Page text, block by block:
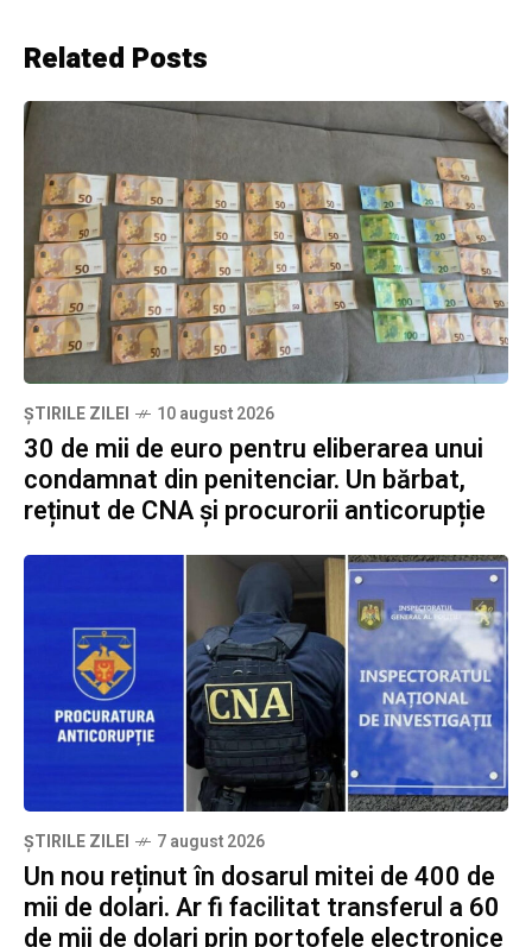
Related Posts
ȘTIRILE ZILEI 10 august 2026
30 de mii de euro pentru eliberarea unui
condamnat din penitenciar. Un bărbat,
reținut de CNA și procurorii anticorupție
ȘTIRILE ZILEI 7 august 2026
Un nou reținut în dosarul mitei de 400 de
mii de dolari. Ar fi facilitat transferul a 60
de mii de dolari prin portofele electronice